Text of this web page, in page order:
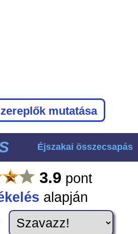
mutatása
Éjszakai összecsapás
3.9 pont
alapján